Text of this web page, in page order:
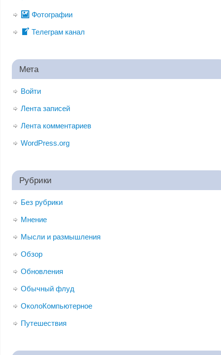
Фотографии
Телеграм канал
Мета
Войти
Лента записей
Лента комментариев
WordPress.org
Рубрики
Без рубрики
Мнение
Мысли и размышления
Обзор
Обновления
Обычный флуд
ОколоКомпьютерное
Путешествия